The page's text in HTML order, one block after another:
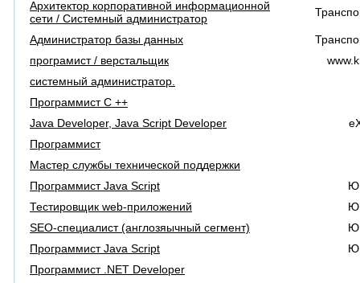
Архитектор корпоративной информационной
сети / Системный администратор
Администратор базы данных
програмист / верстальщик
системный администратор.
Программист С ++
Java Developer, Java Sсript Developer
Программист
Мастер службы технической поддержки
Программист Java Script
Тестировщик web-приложений
SEO-специалист (англозяычный сегмент)
Программист Java Script
Программист .NET Developer